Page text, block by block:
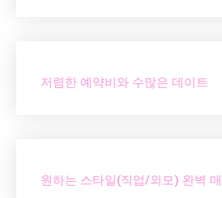
저렴한 예약비와 수많은 데이트
원하는 스타일(직업/외모) 완벽